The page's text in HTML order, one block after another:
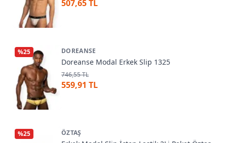
507,65 TL
%25 DOREANSE
Doreanse Modal Erkek Slip 1325
746,55 TL
559,91 TL
%25 ÖZTAŞ